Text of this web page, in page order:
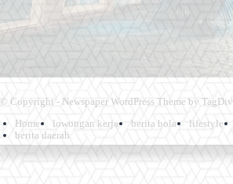
© Copyright - Newspaper WordPress Theme by TagDiv
Home
lowongan kerja berita bola lifestyle
berita daerah